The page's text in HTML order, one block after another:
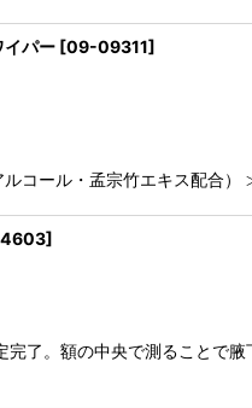
パー [09-09311]
ール・孟宗竹エキス配合）
]
了。額の中央で測ることで